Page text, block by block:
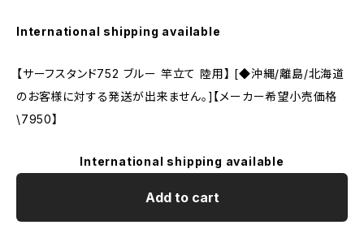
International shipping available
【サーフスタンド752 ブルー 竿立て 陸用】 [◆沖縄/離島/北海道
のお客様に対する発送が出来ません。]【メーカー希望小売価格
\7950】
International shipping available
Add to cart